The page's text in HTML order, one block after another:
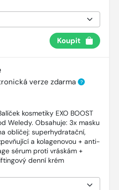
Koupit
verze zdarma ?
kosmetiky EXO BOOST
Weledy. Obsahuje: 3x masku
obličej: superhydratační,
a kolagenovou + anti-
sérum proti vráskám +
denní krém